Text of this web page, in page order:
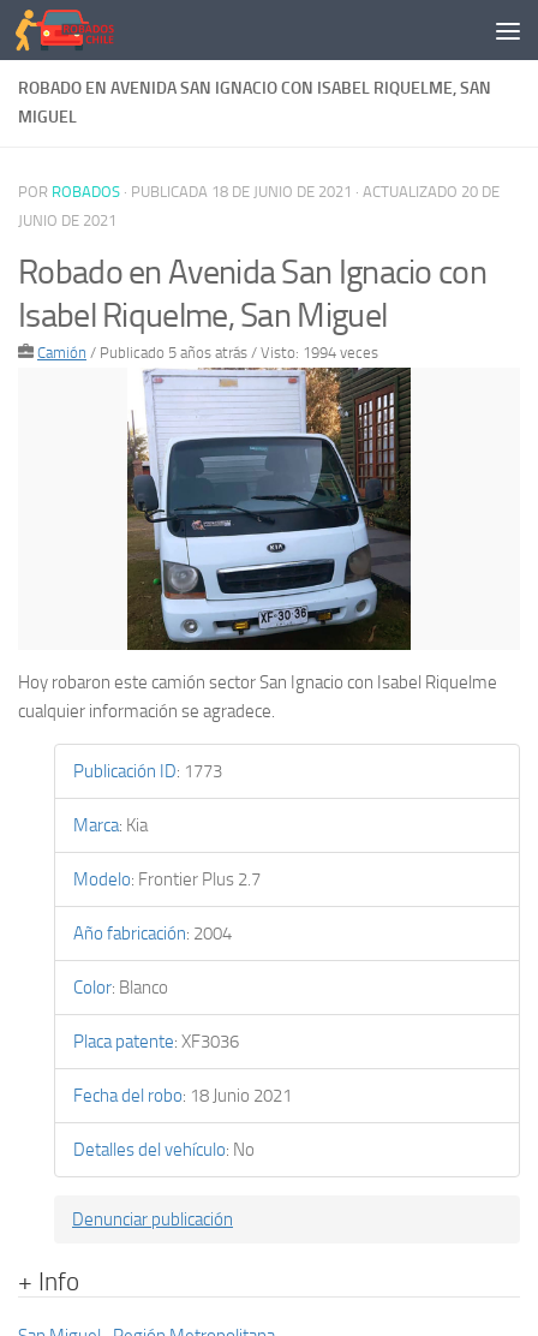
Saltar al contenido
ROBADO EN AVENIDA SAN IGNACIO CON ISABEL RIQUELME, SAN
MIGUEL
POR ROBADOS · PUBLICADA 18 DE JUNIO DE 2021 · ACTUALIZADO 20 DE
JUNIO DE 2021
Robado en Avenida San Ignacio con
Isabel Riquelme, San Miguel
Camión / Publicado 5 años atrás / Visto: 1994 veces
Hoy robaron este camión sector San Ignacio con Isabel Riquelme
cualquier información se agradece.
Publicación ID: 1773
Marca: Kia
Modelo: Frontier Plus 2.7
Año fabricación: 2004
Color: Blanco
Placa patente: XF3036
Fecha del robo: 18 Junio 2021
Detalles del vehículo: No
Denunciar publicación
+ Info